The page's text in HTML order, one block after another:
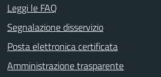
Leggi le FAQ
Segnalazione disservizio
Posta elettronica certificata
Amministrazione trasparente